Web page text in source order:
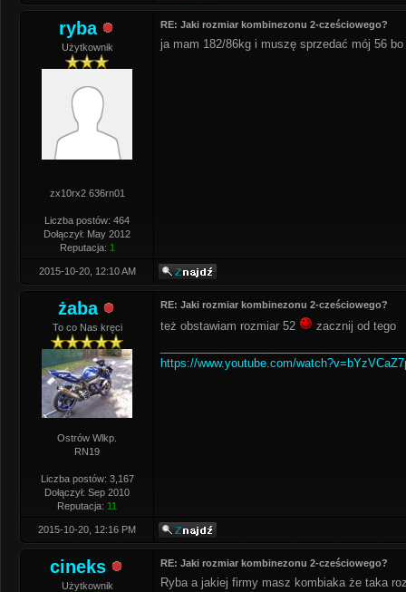
ryba
Użytkownik
zx10rx2 636rn01
Liczba postów: 464
Dołączył: May 2012
Reputacja: 1
RE: Jaki rozmiar kombinezonu 2-cześciowego?
ja mam 182/86kg i muszę sprzedać mój 56
2015-10-20, 12:10 AM
żaba
To co Nas kręci
Ostrów Wlkp.
RN19
Liczba postów: 3,167
Dołączył: Sep 2010
Reputacja: 11
RE: Jaki rozmiar kombinezonu 2-cześciowego?
też obstawiam rozmiar 52
zacznij od tego
https://www.youtube.com/
2015-10-20, 12:16 PM
cineks
Użytkownik
RE: Jaki rozmiar kombinezonu 2-cześciowego?
Ryba a jakiej firmy masz kombiaka że taka